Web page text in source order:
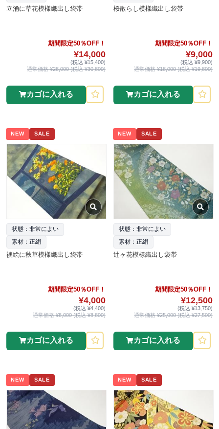
立涌に草花模様織出し袋帯
期間限定50％OFF！
¥14,000
(税込 ¥15,400)
通常価格 ¥28,000 (税込 ¥30,800)
カゴに入れる
桜散らし模様織出し袋帯
期間限定50％OFF！
¥9,000
(税込 ¥9,900)
通常価格 ¥18,000 (税込 ¥19,800)
カゴに入れる
NEW SALE
状態：非常によい
素材：正絹
襖絵に秋草模様織出し袋帯
期間限定50％OFF！
¥4,000
(税込 ¥4,400)
通常価格 ¥8,000 (税込 ¥8,800)
カゴに入れる
NEW SALE
状態：非常によい
素材：正絹
辻ヶ花模様織出し袋帯
期間限定50％OFF！
¥12,500
(税込 ¥13,750)
通常価格 ¥25,000 (税込 ¥27,500)
カゴに入れる
NEW SALE NEW SALE